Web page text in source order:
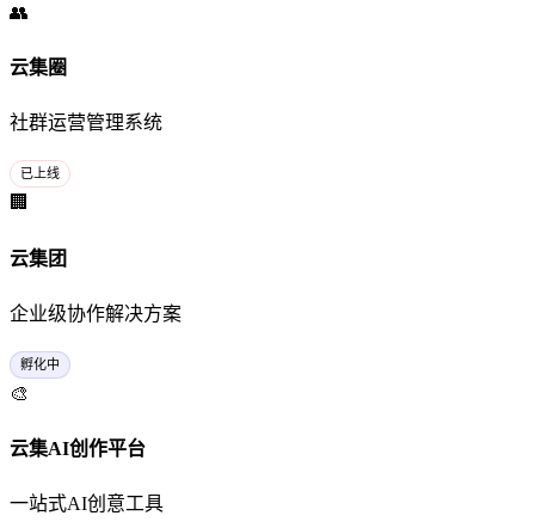
👥
云集圈
社群运营管理系统
已上线
🏢
云集团
企业级协作解决方案
孵化中
🎨
云集AI创作平台
一站式AI创意工具